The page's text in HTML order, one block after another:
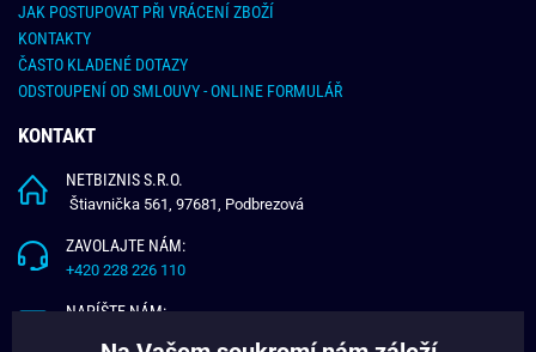
JAK POSTUPOVAT PŘI VRÁCENÍ ZBOŽÍ
KONTAKTY
ČASTO KLADENÉ DOTAZY
ODSTOUPENÍ OD SMLOUVY - ONLINE FORMULÁŘ
KONTAKT
NETBIZNIS S.R.O.
Štiavnička 561, 97681, Podbrezová
ZAVOLAJTE NÁM:
+420 228 226 110
NAPÍŠTE NÁM: